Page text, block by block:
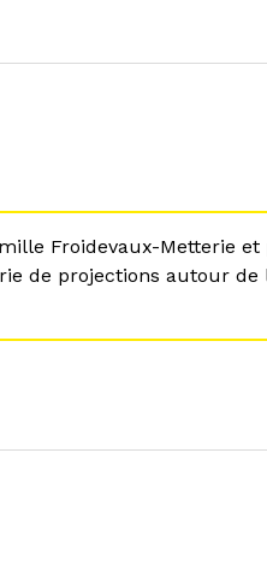
Froidevaux-Metterie et
de projections autour de